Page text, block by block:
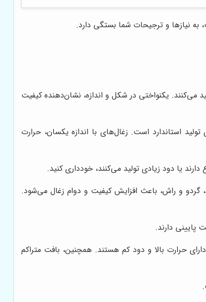
به نیازها و ترجیحات شما بستگی دارد.
می‌کنند. یکنواختی در شکل و اندازه، نشان‌دهنده کیفیت
استاندارد است. زغال‌های با اندازه یکسان، حرارت
یا دود زیادی تولید می‌کنند، خودداری کنید.
گردو و راش، باعث افزایش کیفیت و دوام زغال می‌شود.
پایینی دارند.
حرارت بالا و دود کم هستند. همچنین، بافت متراکم